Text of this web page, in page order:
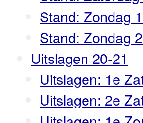
Stand: Zondag
Stand: Zondag
Uitslagen 20-21
Uitslagen: 1e
Uitslagen: 2e